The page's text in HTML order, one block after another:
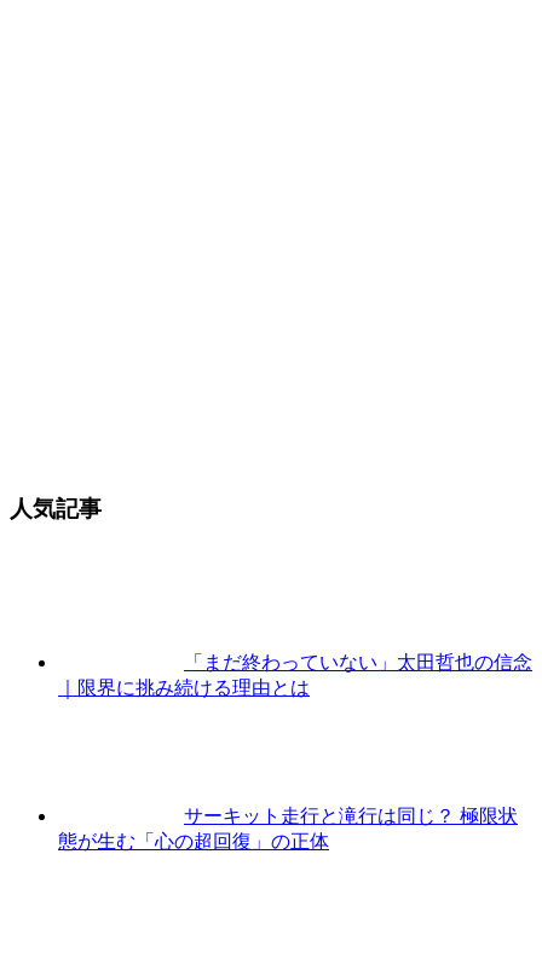
人気記事
「まだ終わっていない」太田哲也の信念
｜限界に挑み続ける理由とは
サーキット走行と滝行は同じ？ 極限状
態が生む「心の超回復」の正体